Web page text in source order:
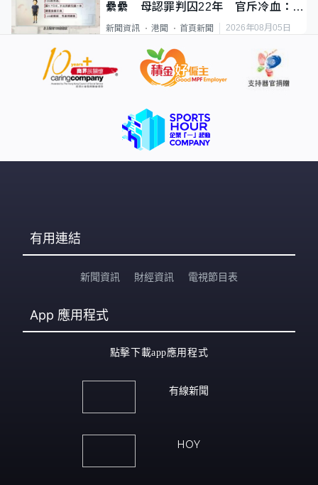
纍纍 母認罪判囚22年 官斥冷血：同
類案最惡劣
新聞資訊 港聞 首頁新聞 2026年08月05日
有用連結
新聞資訊 財經資訊 電視節目表
App 應用程式
點擊下載app應用程式
有線新聞
HOY